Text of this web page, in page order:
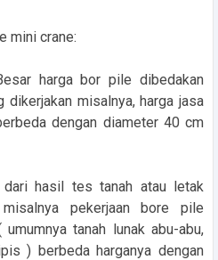
mini crane:
harga bor pile dibedakan
dikerjakan misalnya, harga jasa
dengan diameter 40 cm
hasil tes tanah atau letak
pekerjaan bore pile
tanah lunak abu-abu,
) berbeda harganya dengan